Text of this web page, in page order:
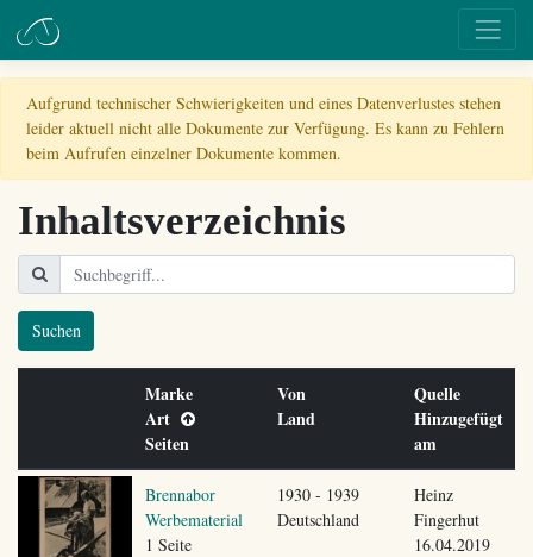
Aufgrund technischer Schwierigkeiten und eines Datenverlustes stehen
leider aktuell nicht alle Dokumente zur Verfügung. Es kann zu Fehlern
beim Aufrufen einzelner Dokumente kommen.
Inhaltsverzeichnis
Suchen
Marke
Art
Seiten
Von
Land
Quelle
Hinzugefügt
am
Brennabor
Werbematerial
1 Seite
1930 - 1939
Deutschland
Heinz
Fingerhut
16.04.2019